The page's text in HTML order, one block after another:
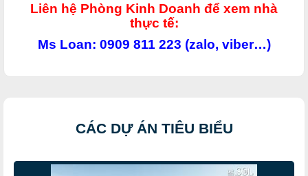
Liên hệ Phòng Kinh Doanh để xem nhà
thực tế:
Ms Loan: 0909 811 223 (zalo, viber…)
CÁC DỰ ÁN TIÊU BIỂU